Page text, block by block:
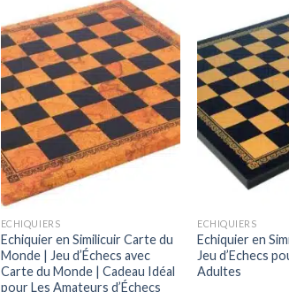
ECHIQUIERS
Echiquier en Similicuir Carte du
Monde | Jeu d’Échecs avec
Carte du Monde | Cadeau Idéal
pour Les Amateurs d’Échecs
ECHIQUIERS
Echiquier en
Jeu d’Echecs
Adultes